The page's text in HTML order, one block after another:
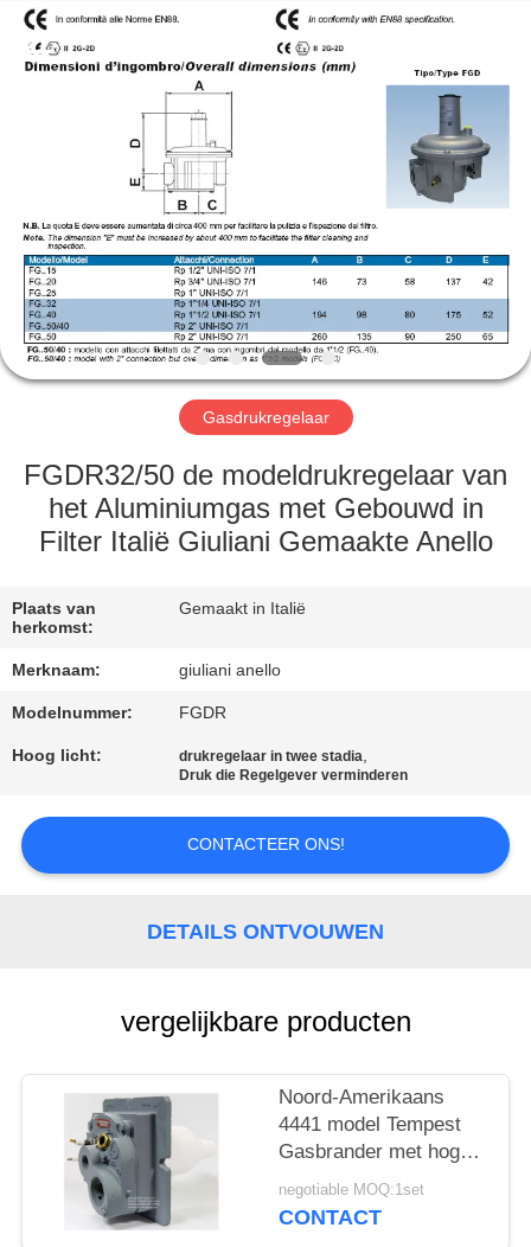
PRODUCTEN
OVER
ONS
FABRIEKSTOCHT
KWALITEITSCONTROLE
NEEM
MET
ONS
NIEUWS
VRAAG
EEN
OFFERTE
PRIVACYBELEID
Automation
Equipment
Gasdrukregelaar
FGDR32/50 de modeldrukregelaar van
het Aluminiumgas met Gebouwd in
Filter Italië Giuliani Gemaakte Anello
Plaats van
herkomst:
Gemaakt in Italië
Merknaam: giuliani anello
Modelnummer: FGDR
Hoog licht: drukregelaar in twee stadia,
Druk die Regelgever verminderen
CONTACTEER ONS!
DETAILS ONTVOUWEN
vergelijkbare producten
Noord-Amerikaans
4441 model Tempest
Gasbrander met hoge
snelheid en lage NOx
Gebruik bij gasbrander
negotiable MOQ:1set
CONTACT